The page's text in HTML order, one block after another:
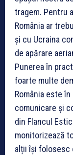
tragem. Pentru
România ar
și cu Ucraina
de apărare
Punerea în
foarte multe
România este
comunicare și
din Flancul
monitorizează
alții își folosesc